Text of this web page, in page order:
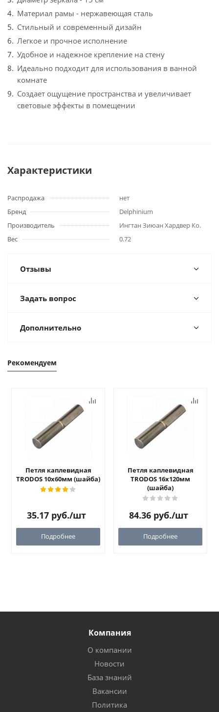
Материал рамы - нержавеющая сталь
Стильный и современный дизайн
Легкое и прочное исполнение
Удобное и надежное крепление на стену
Идеально подходит для использования в ванной
комнате
Создает ощущение пространства и увеличивает
световые эффекты в помещении
Характеристики
Распродажа
нет
Бренд
Delphinium
Производитель
Ингтан Зиюан Хардвер Ко.
Вес
0.72
Отзывы
Задать вопрос
Дополнительно
Рекомендуем
Петля каплевидная
TRODOS 10х60мм (шайба)
35.17 руб./шт
Подробнее
Петля каплевидная
TRODOS 16х120мм
(шайба)
84.36 руб./шт
Подробнее
Компания
О компании
Новости
База знаний
Вакансии
Политика